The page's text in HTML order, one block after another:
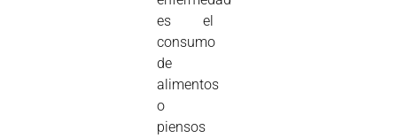
es el
consumo
de
alimentos
o
piensos